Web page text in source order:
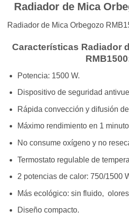
Radiador de Mica
Radiador de Mica Orbegozo
Características Radiador
Potencia: 1500 W.
Dispositivo de seguridad
Rápida convección y difusión
Máximo rendimiento en 1
No consume oxígeno y no
Termostato regulable de
2 potencias de calor: 750/1500
Más ecológico: sin fluido,
Diseño compacto.